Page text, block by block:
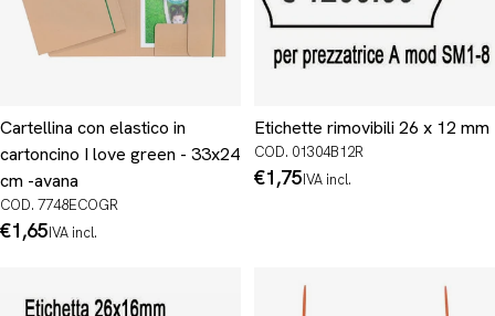
Cartellina con elastico in
cartoncino I love green - 33x24
cm -avana
COD. 7748ECOGR
Prezzo
€1,65IVA incl.
Etichette rimovibili 26 x 12 mm
COD. 01304B12R
Prezzo
€1,75IVA incl.